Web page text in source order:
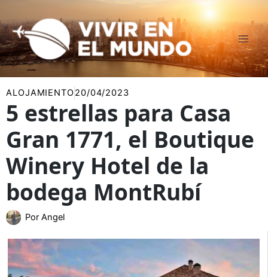
al
contenido
ALOJAMIENTO20/04/2023
5 estrellas para Casa
Gran 1771, el Boutique
Winery Hotel de la
bodega MontRubí
Por Angel